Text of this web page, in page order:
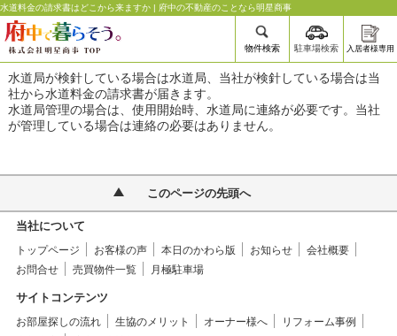
水道料金の請求書はどこから来ますか | 府中の不動産のことなら明星商事
物件検索 駐車場検索 入居者様専用
水道局が検針している場合は水道局、当社が検針している場合は当
社から水道料金の請求書が届きます。
水道局管理の場合は、使用開始時、水道局に連絡が必要です。当社
が管理している場合は連絡の必要はありません。
このページの先頭へ
当社について
トップページ お客様の声 本日のかわら版 お知らせ
会社概要
お問合せ
売買物件一覧 月極駐車場
サイトコンテンツ
お部屋探しの流れ 生協のメリット オーナー様へ
リフォーム事例